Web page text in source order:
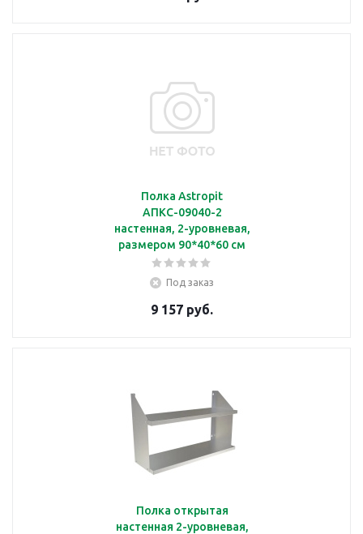
Полка Astropit
АПКС-09040-2
настенная, 2-уровневая,
размером 90*40*60 см
Под заказ
9 157 руб.
Полка открытая
настенная 2-уровневая,